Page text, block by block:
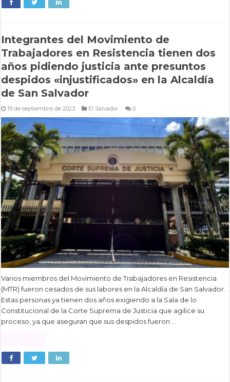
Integrantes del Movimiento de
Trabajadores en Resistencia tienen dos
años pidiendo justicia ante presuntos
despidos «injustificados» en la Alcaldía
de San Salvador
19 de septiembre de 2023 El Salvador 0
Varios miembros del Movimiento de Trabajadores en Resistencia
(MTR) fueron cesados de sus labores en la Alcaldía de San Salvador.
Estas personas ya tienen dos años exigiendo a la Sala de lo
Constitucional de la Corte Suprema de Justicia que agilice su
proceso, ya que aseguran que sus despidos fueron …